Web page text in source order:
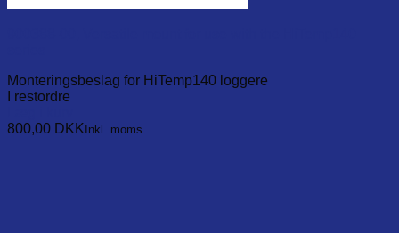
Monteringsbeslag for HiTemp140 loggere
I restordre
800,00 DKK Inkl. moms